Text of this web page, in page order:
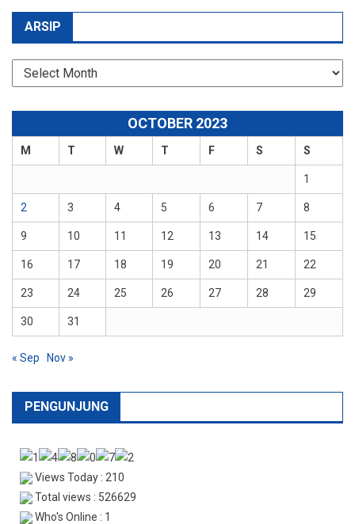
ARSIP
Arsip
OCTOBER 2023
M T W T F S S
1
2 3 4 5 6 7 8
9 10 11 12 13 14 15
16 17 18 19 20 21 22
23 24 25 26 27 28 29
30 31
« Sep Nov »
PENGUNJUNG
Views Today : 210
Total views : 526629
Who's Online : 1